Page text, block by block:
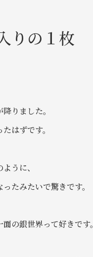
りの１枚
りました。
はずです。
うに、
たみたいで驚きです。
の銀世界って好きです。